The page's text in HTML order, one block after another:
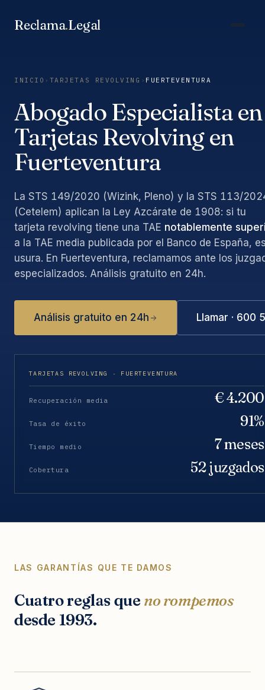
Reclama.Legal
INICIO › TARJETAS REVOLVING › FUERTEVENTURA
Abogado Especialista en
Tarjetas Revolving en
Fuerteventura
La STS 149/2020 (Wizink, Pleno) y la STS 113/
(Cetelem) aplican la Ley Azcárate de 1908: si tu
tarjeta revolving tiene una TAE notablemente
a la TAE media publicada por el Banco de España,
usura. En Fuerteventura, reclamamos ante los
especializados. Análisis gratuito en 24h.
Análisis gratuito en 24h Llamar · 600
TARJETAS REVOLVING · FUERTEVENTURA
Recuperación media € 4.200
Tasa de éxito 91%
Tiempo medio 7 meses
Cobertura 52 juzgados
LAS GARANTÍAS QUE TE DAMOS
Cuatro reglas que no rompemos
desde 1993.